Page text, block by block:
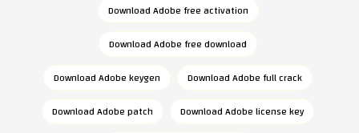
Download Adobe free activation
Download Adobe free download
Download Adobe full crack
Download Adobe keygen
Download Adobe license key
Download Adobe patch